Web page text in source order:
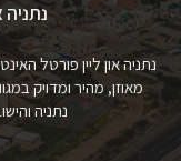
נתניה
נתניה און ליין פורטל
מאוזן, מהיר ומדויק
נתניה